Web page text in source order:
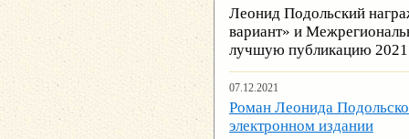
Леонид Подольский
вариант» и
лучшую публикацию 2021
07.12.2021
Роман Леонида
электронном издании